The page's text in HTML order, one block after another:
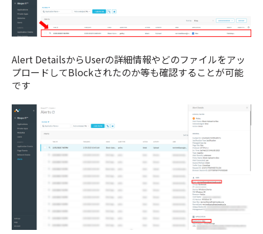
Alert DetailsからUserの詳細情報やどのファイルをアッ
プロードしてBlockされたのか等も確認することが可能
です